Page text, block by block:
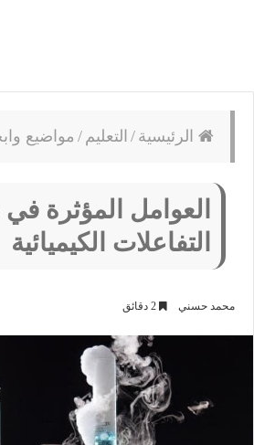
الرئيسية / التعليم / مواضيع
العوامل المؤثرة
التفاعلات الكيميائية
محمد حسني